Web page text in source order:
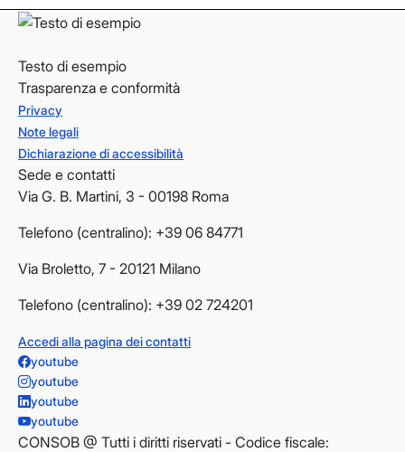
Testo di esempio
Trasparenza e conformità
Privacy
Note legali
Dichiarazione di accessibilità
Sede e contatti
Via G. B. Martini, 3 - 00198 Roma
Telefono (centralino): +39 06 84771
Via Broletto, 7 - 20121 Milano
Telefono (centralino): +39 02 724201
Accedi alla pagina dei contatti
youtube
youtube
youtube
youtube
CONSOB @ Tutti i diritti riservati - Codice fiscale: